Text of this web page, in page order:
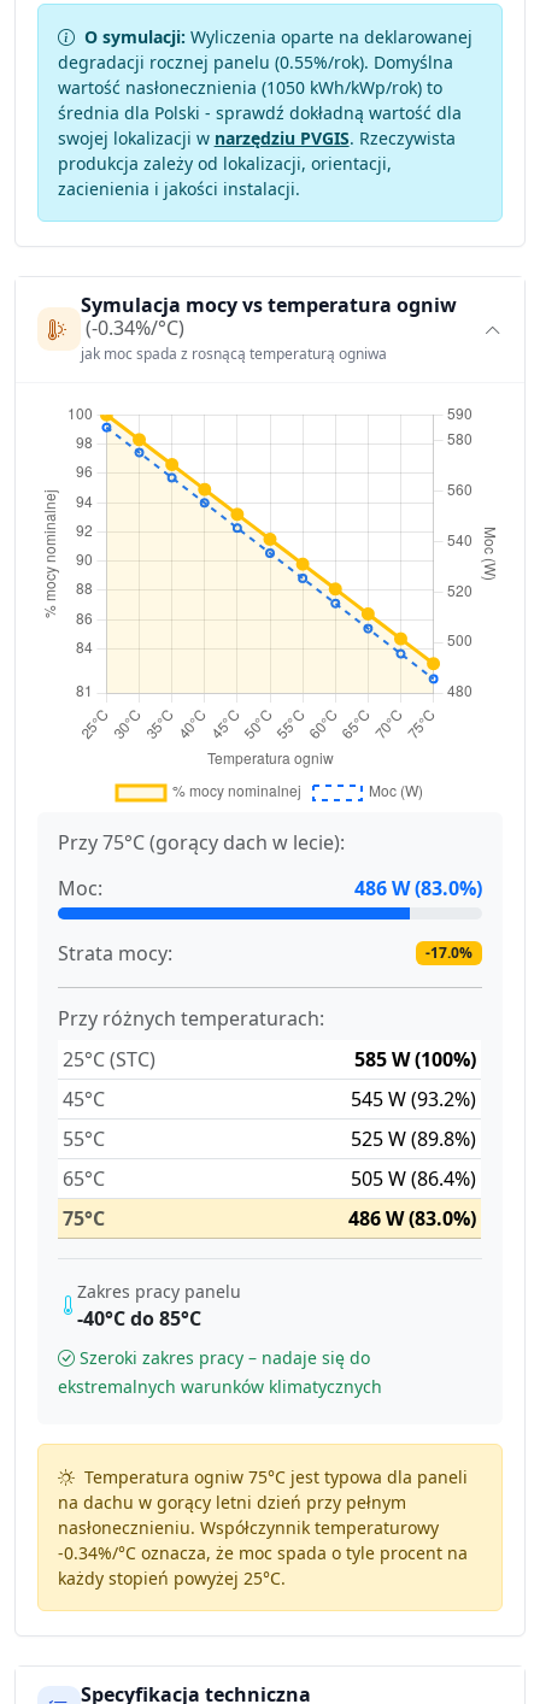
O symulacji: Wyliczenia oparte na deklarowanej
degradacji rocznej panelu (0.55%/rok). Domyślna
wartość nasłonecznienia (1050 kWh/kWp/rok) to
średnia dla Polski - sprawdź dokładną wartość dla
swojej lokalizacji w narzędziu PVGIS. Rzeczywista
produkcja zależy od lokalizacji, orientacji,
zacienienia i jakości instalacji.
Symulacja mocy vs temperatura ogniw
(-0.34%/°C)
jak moc spada z rosnącą temperaturą ogniwa
Przy 75°C (gorący dach w lecie):
Moc:
486 W (83.0%)
Strata mocy: -17.0%
Przy różnych temperaturach:
25°C (STC)
585 W (100%)
45°C
545 W (93.2%)
55°C
525 W (89.8%)
65°C
505 W (86.4%)
75°C
486 W (83.0%)
Zakres pracy panelu
-40°C do 85°C
Szeroki zakres pracy – nadaje się do
ekstremalnych warunków klimatycznych
Temperatura ogniw 75°C jest typowa dla paneli
na dachu w gorący letni dzień przy pełnym
nasłonecznieniu. Współczynnik temperaturowy
-0.34%/°Coznacza, że moc spada o tyle procent na
każdy stopień powyżej 25°C.
Specyfikacja techniczna